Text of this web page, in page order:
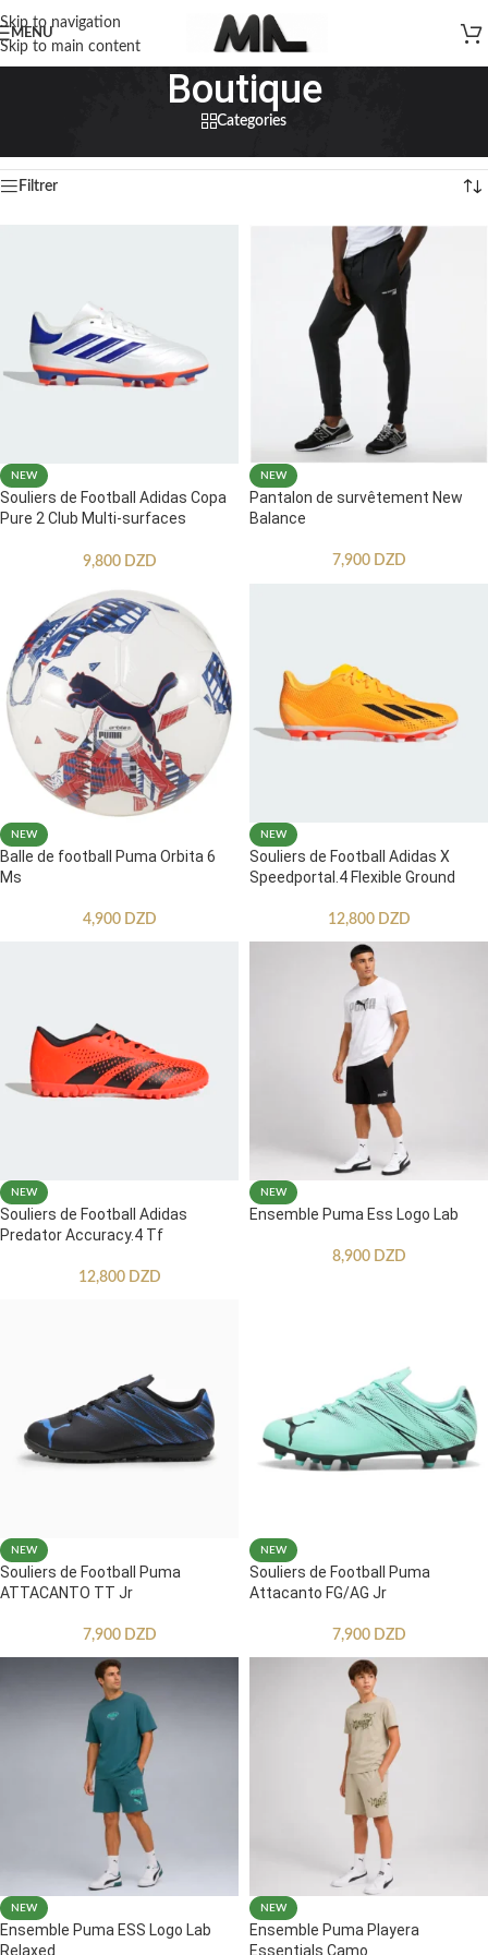
Skip to navigation
Skip to main content
MENU
Boutique
Categories
Filtrer
NEW
Souliers de Football Adidas Copa
Pure 2 Club Multi-surfaces
9,800 DZD
NEW
Pantalon de survêtement New
Balance
7,900 DZD
NEW
Balle de football Puma Orbita 6
Ms
4,900 DZD
NEW
Souliers de Football Adidas X
Speedportal.4 Flexible Ground
12,800 DZD
NEW
Souliers de Football Adidas
Predator Accuracy.4 Tf
12,800 DZD
NEW
Ensemble Puma Ess Logo Lab
8,900 DZD
NEW
Souliers de Football Puma
ATTACANTO TT Jr
7,900 DZD
NEW
Souliers de Football Puma
Attacanto FG/AG Jr
7,900 DZD
NEW
Ensemble Puma ESS Logo Lab
Relaxed
NEW
Ensemble Puma Playera
Essentials Camo